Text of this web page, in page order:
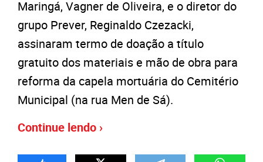
Maringá, Vagner de Oliveira, e o diretor do
grupo Prever, Reginaldo Czezacki,
assinaram termo de doação a título
gratuito dos materiais e mão de obra para
reforma da capela mortuária do Cemitério
Municipal (na rua Men de Sá).
Continue lendo ›